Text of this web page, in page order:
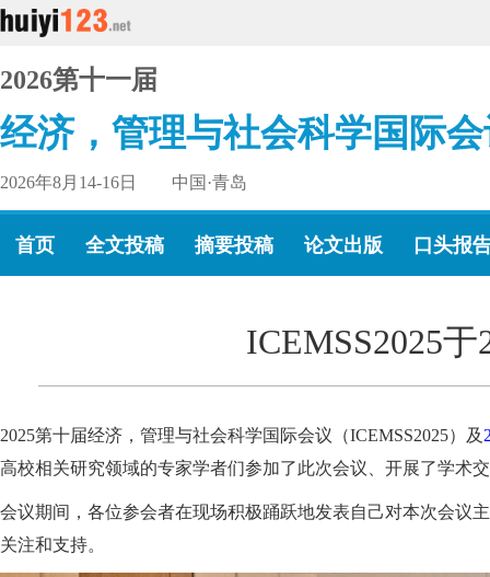
2026第十一届
经济，管理与社会科学国际
2026年8月14-16日 中国·青岛
首页 全文投稿 摘要投稿 论文出版 口头报
ICEMSS2025
2025第十届经济，管理与社会科学国际会议（ICEMSS2025）及
高校相关研究领域的专家学者们参加了此次会议、开展了学术
会议期间，各位参会者在现场积极踊跃地发表自己对本次会议
关注和支持。